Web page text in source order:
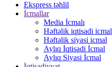
Ekspress təhlil
İcmallar
Media İcmalı
Həftəlik iqtisadi icmal
Həftəlik siyasi icmal
Aylıq İqtisadi İcmal
Aylıq Siyasi İcmal